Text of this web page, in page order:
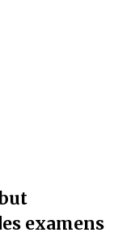
d’un master à
en communication
examens